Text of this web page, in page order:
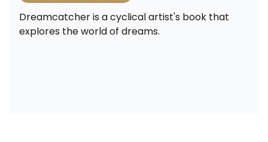
Dreamcatcher is a cyclical artist's book that
explores the world of dreams.